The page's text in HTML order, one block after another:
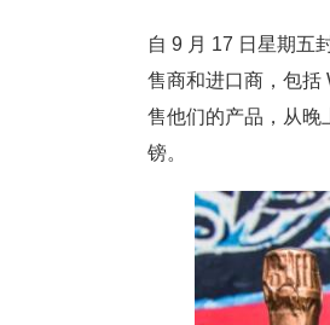
自 9 月 17 日星期五
售商和进口商，包括
售他们的产品，从晚
镑。